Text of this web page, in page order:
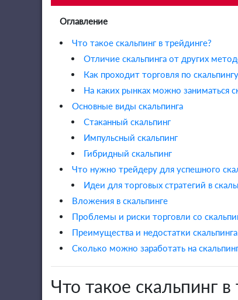
Оглавление
Что такое скальпинг в трейдинге?
Отличие скальпинга от других
Как проходит торговля по
На каких рынках можно заниматься
Основные виды скальпинга
Стаканный скальпинг
Импульсный скальпинг
Гибридный скальпинг
Что нужно трейдеру для успешного
Идеи для торговых стратегий в
Вложения в скальпинге
Проблемы и риски торговли со
Преимущества и недостатки скальпинга
Сколько можно заработать на
Что такое скальпинг в